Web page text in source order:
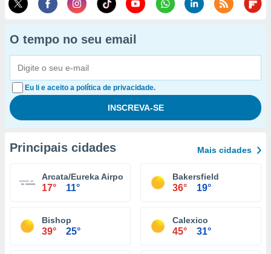
O tempo no seu email
Eu li e aceito a política de privacidade.
Principais cidades Mais cidades
Arcata/Eureka Airport
17° 11°
Bakersfield
36° 19°
Bishop
39° 25°
Calexico
45° 31°